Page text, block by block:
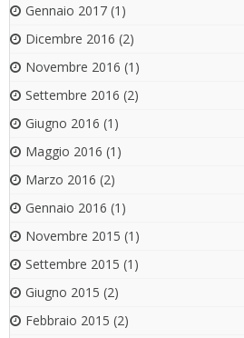
Gennaio 2017 (1)
Dicembre 2016 (2)
Novembre 2016 (1)
Settembre 2016 (2)
Giugno 2016 (1)
Maggio 2016 (1)
Marzo 2016 (2)
Gennaio 2016 (1)
Novembre 2015 (1)
Settembre 2015 (1)
Giugno 2015 (2)
Febbraio 2015 (2)